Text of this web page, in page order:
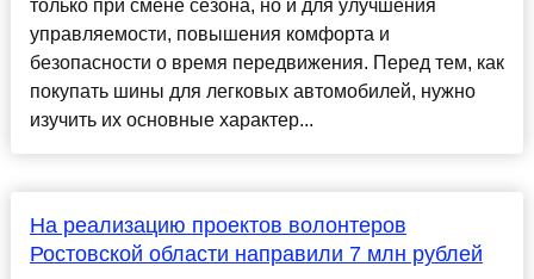
только при смене сезона, но и для улучшения
управляемости, повышения комфорта и
безопасности о время передвижения. Перед тем, как
покупать шины для легковых автомобилей, нужно
изучить их основные характер...
На реализацию проектов волонтеров
Ростовской области направили 7 млн рублей